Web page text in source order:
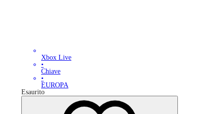
Xbox Live
•
Chiave
•
EUROPA
Esaurito